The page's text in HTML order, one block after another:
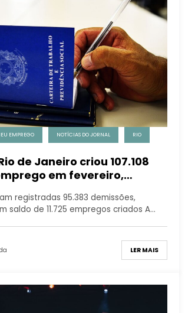
EMPREGO NOTÍCIAS DO JORNAL RIO
de Janeiro criou 107.108
em fevereiro,
registradas 95.383 demissões,
saldo de 11.725 empregos criados A…
LER MAIS